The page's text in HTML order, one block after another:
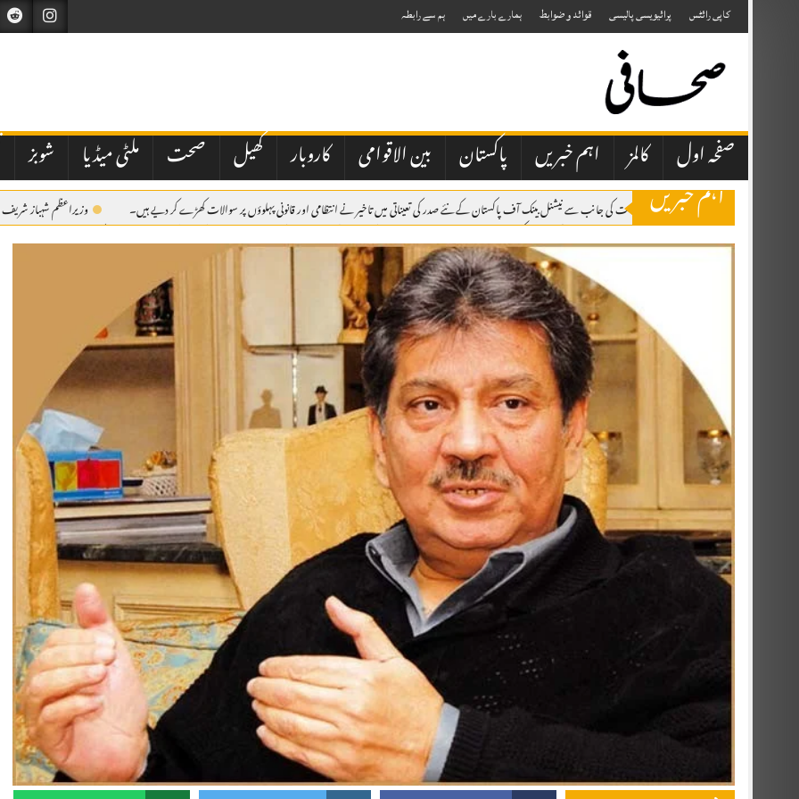
to
content
کاپی رائٹس پرائیویسی پالیسی قوائد و ضوابط ہمارے بارے میں ہم سے رابطہ
صفحہ اول کالمز اہم خبریں پاکستان بین الاقوامی کاروبار کھیل صحت ملٹی میڈیا شوبز
اہم خبریں
اسلام آباد: وفاقی حکومت کی جانب سے نیشنل بینک آف پاکستان کے نئے صدر کی تعیناتی میں تاخیر نے انتظامی اور قانونی پہلوؤں پر سوالات کھڑے کر دیے ہیں۔ وزیراعظم شہباز
اسلام آباد: پاکستان مسلم لیگ نے پارٹی کی میڈیا حکمتِ عملی کو جدید، مؤثر اور مربوط بنانے کے لیے اہم تنظیمی اقدامات کرتے ہوئے چیف آرگنائزر ڈاکٹر محمد امجد کو صدر پاکستان مسلم لیگ چوہدری
قراقرم سرچ آپریشن: پاکستان آرمی ایوی ایشن نے 7 غیر ملکی کوہ پیماؤں کی میتیں اور امریکی خاتون کی جزوی باقیات اسکردو منتقل کر دیں